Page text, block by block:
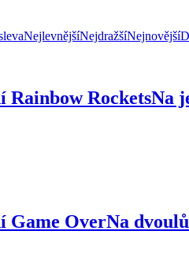
NejlevnějšíNejdražšíNejnovější
Rainbow RocketsNa
Game OverNa